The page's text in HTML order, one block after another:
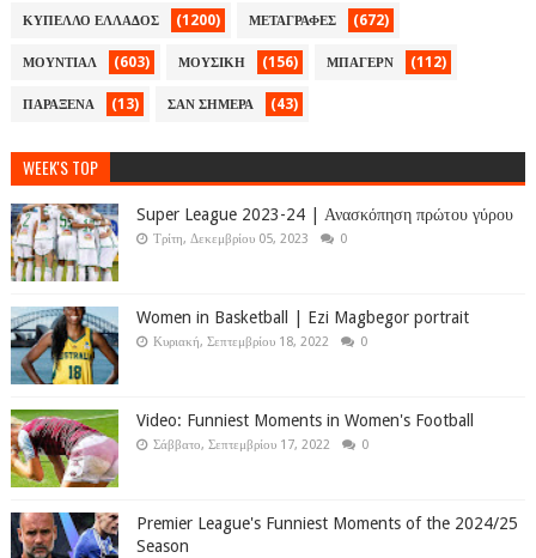
ΚΥΠΕΛΛΟ ΕΛΛΑΔΟΣ (1200) ΜΕΤΑΓΡΑΦΕΣ (672)
ΜΟΥΝΤΙΑΛ (603) ΜΟΥΣΙΚΗ (156) ΜΠΑΓΕΡΝ (112)
ΠΑΡΑΞΕΝΑ (13) ΣΑΝ ΣΗΜΕΡΑ (43)
WEEK'S TOP
Super League 2023-24 | Ανασκόπηση πρώτου γύρου
Τρίτη, Δεκεμβρίου 05, 2023 0
Women in Basketball | Ezi Magbegor portrait
Κυριακή, Σεπτεμβρίου 18, 2022 0
Video: Funniest Moments in Women's Football
Σάββατο, Σεπτεμβρίου 17, 2022 0
Premier League's Funniest Moments of the 2024/25
Season